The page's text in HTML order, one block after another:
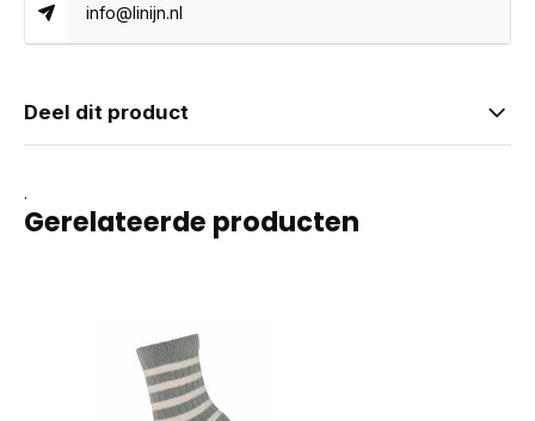
info@linijn.nl
Deel dit product
.
Gerelateerde producten